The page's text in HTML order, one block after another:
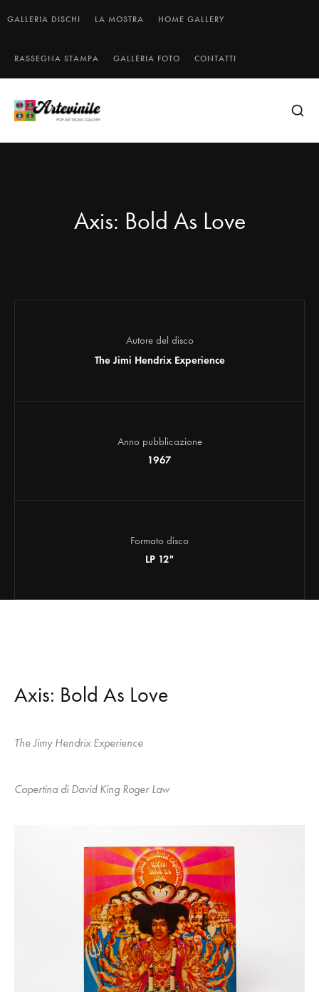
GALLERIA DISCHI LA MOSTRA HOME GALLERY
RASSEGNA STAMPA GALLERIA FOTO CONTATTI
Axis: Bold As Love
Autore del disco
The Jimi Hendrix Experience
Anno pubblicazione
1967
Formato disco
LP 12"
Axis: Bold As Love
The Jimy Hendrix Experience
Copertina di David King Roger Law